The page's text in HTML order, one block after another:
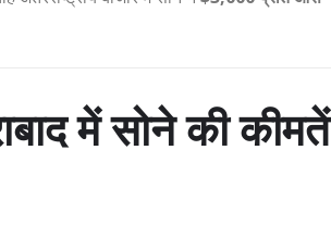
में सोने की कीमतें